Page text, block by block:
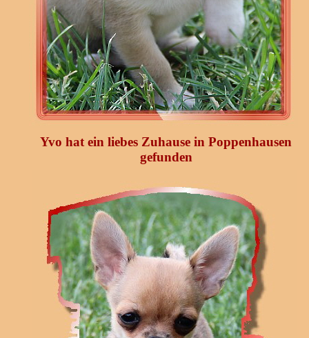
Yvo hat ein liebes Zuhause in Poppenhausen
gefunden